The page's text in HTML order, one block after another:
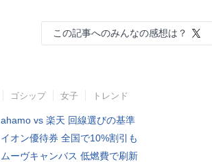
この記事へのみんなの感想は？
ゴシップ 女子 トレンド
ahamo vs 楽天 回線選びの基準
イオン優待券 全国で10%割引も
ムーヴキャンバス 低燃費で刷新